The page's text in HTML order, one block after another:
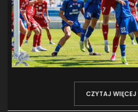
CZYTAJ WIĘCEJ